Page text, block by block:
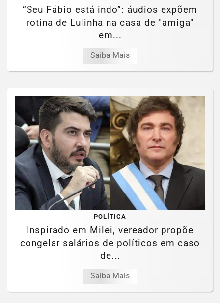
“Seu Fábio está indo”: áudios expõem
rotina de Lulinha na casa de "amiga"
em...
Saiba Mais
POLÍTICA
Inspirado em Milei, vereador propõe
congelar salários de políticos em caso
de...
Saiba Mais